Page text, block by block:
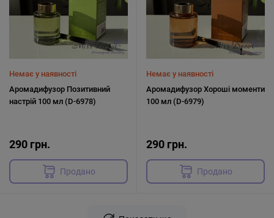
Немає у наявності
Аромадифузор Позитивний
настрій 100 мл (D-6978)
290 грн.
Продано
Немає у наявності
Аромадифузор Хороші моменти
100 мл (D-6979)
290 грн.
Продано